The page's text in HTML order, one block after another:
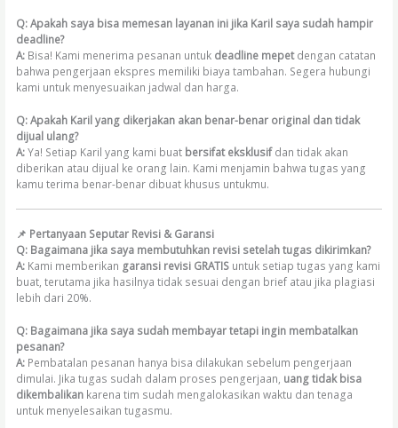
Q: Apakah saya bisa memesan layanan ini jika Karil saya sudah hampir
deadline?
A: Bisa! Kami menerima pesanan untuk deadline mepetdengan catatan
bahwa pengerjaan ekspres memiliki biaya tambahan. Segera hubungi
kami untuk menyesuaikan jadwal dan harga.
Q: Apakah Karil yang dikerjakan akan benar-benar original dan tidak
dijual ulang?
A:Ya! Setiap Karil yang kami buat bersifat eksklusifdan tidak akan
diberikan atau dijual ke orang lain. Kami menjamin bahwa tugas yang
kamu terima benar-benar dibuat khusus untukmu.
📌 Pertanyaan Seputar Revisi & Garansi
Q: Bagaimana jika saya membutuhkan revisi setelah tugas dikirimkan?
A: Kami memberikan garansi revisi GRATIS untuk setiap tugas yang kami
buat, terutama jika hasilnya tidak sesuai dengan brief atau jika plagiasi
lebih dari 20%.
Q: Bagaimana jika saya sudah membayar tetapi ingin membatalkan
pesanan?
A: Pembatalan pesanan hanya bisa dilakukan sebelum pengerjaan
dimulai. Jika tugas sudah dalam proses pengerjaan, uang tidak bisa
dikembalikan karena tim sudah mengalokasikan waktu dan tenaga
untuk menyelesaikan tugasmu.